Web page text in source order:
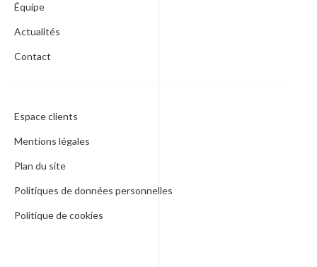
Équipe
Actualités
Contact
Espace clients
Mentions légales
Plan du site
Politiques de données personnelles
Politique de cookies